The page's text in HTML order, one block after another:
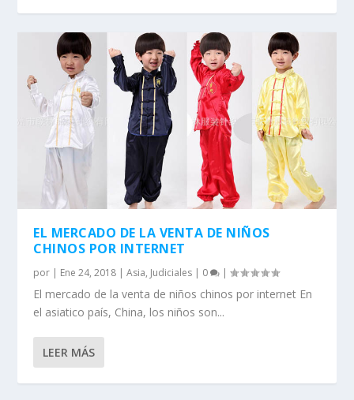
EL MERCADO DE LA VENTA DE NIÑOS
CHINOS POR INTERNET
por | Ene 24, 2018 |Asia, Judiciales | 0 |
El mercado de la venta de niños chinos por internet En
el asiatico país, China, los niños son...
LEER MÁS